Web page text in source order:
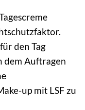
den Tag
dem Auftragen
up mit LSF zu